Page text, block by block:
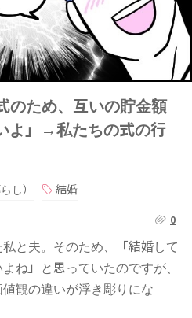
ため、互いの貯金額
よ」→私たちの式の行
し）
結婚
0
と夫。そのため、「結婚して
ね」と思っていたのですが、
観の違いが浮き彫りにな